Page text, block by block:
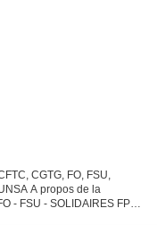
CGTG, FO, FSU,
A propos de la
- FSU - SOLIDAIRES FP -